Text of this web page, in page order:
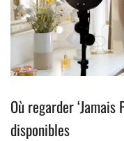
Où regarder
disponibles